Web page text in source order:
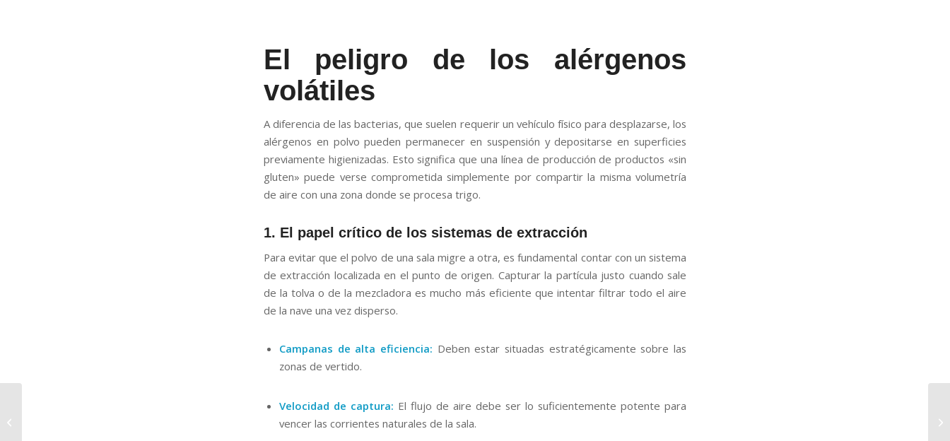
El peligro de los alérgenos
volátiles
A diferencia de las bacterias, que suelen requerir un vehículo físico para desplazarse, los
alérgenos en polvo pueden permanecer en suspensión y depositarse en superficies
previamente higienizadas. Esto significa que una línea de producción de productos «sin
gluten» puede verse comprometida simplemente por compartir la misma volumetría
de aire con una zona donde se procesa trigo.
1. El papel crítico de los sistemas de extracción
Para evitar que el polvo de una sala migre a otra, es fundamental contar con un sistema
de extracción localizada en el punto de origen. Capturar la partícula justo cuando sale
de la tolva o de la mezcladora es mucho más eficiente que intentar filtrar todo el aire
de la nave una vez disperso.
Campanas de alta eficiencia: Deben estar situadas estratégicamente sobre las
zonas de vertido.
Velocidad de captura: El flujo de aire debe ser lo suficientemente potente para
vencer las corrientes naturales de la sala.